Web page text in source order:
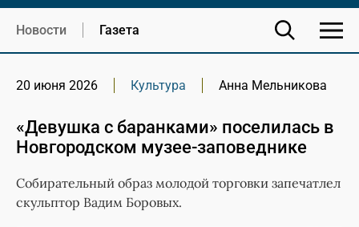
Новости Газета
20 июня 2026 Культура Анна Мельникова
«Девушка с баранками» поселилась в
Новгородском музее-заповеднике
Собирательный образ молодой торговки запечатлел
скульптор Вадим Боровых.